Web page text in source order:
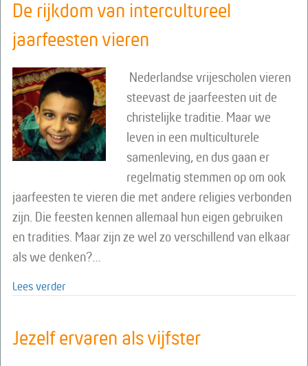
De rijkdom van intercultureel
jaarfeesten vieren
Nederlandse vrijescholen vieren
steevast de jaarfeesten uit de
christelijke traditie. Maar we
leven in een multiculturele
samenleving, en dus gaan er
regelmatig stemmen op om ook
jaarfeesten te vieren die met andere religies verbonden
zijn. Die feesten kennen allemaal hun eigen gebruiken
en tradities. Maar zijn ze wel zo verschillend van elkaar
als we denken?…
Lees verder
Jezelf ervaren als vijfster